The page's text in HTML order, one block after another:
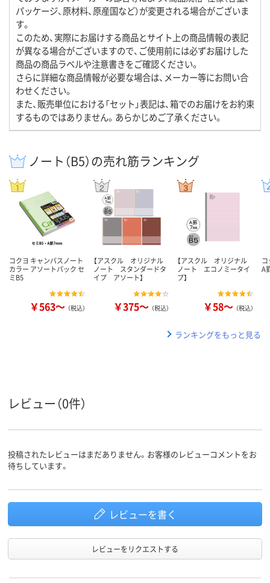
パッケージ、原材料、原産国など）が変更される場合がございま
す。
このため、実際にお届けする商品とサイト上の商品情報の表記
が異なる場合がございますので、ご使用前には必ずお届けした
商品の商品ラベルや注意書きをご確認ください。
さらに詳細な商品情報が必要な場合は、メーカー等にお問い合
わせください。
また、販売単位における「セット」表記は、箱でのお届けをお約束
するものではありません。あらかじめご了承ください。
ノート（B5）の売れ筋ランキング
コクヨ キャンパスノート
カラー アソートパック セ
ミB5
￥563～ （税込）
【アスクル オリジナル
ノート スタンダードタ
イプ アソート】
￥375～ （税込）
【アスクル オリジナル
ノート エコノミータイ
プ】
￥58～ （税込）
A
ランキングをもっと見る
レビュー（0件）
投稿されたレビューはまだありません。お客様のレビューコメントをお
待ちしています。
レビューを書く
レビューをリクエストする